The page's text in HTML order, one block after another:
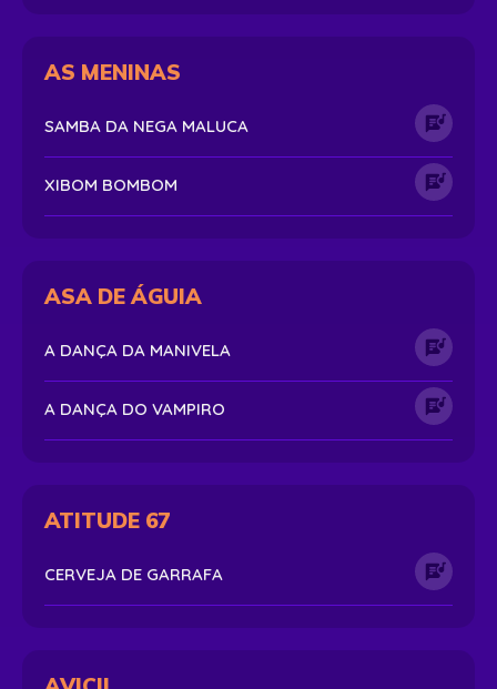
AS MENINAS
SAMBA DA NEGA MALUCA
XIBOM BOMBOM
ASA DE ÁGUIA
A DANÇA DA MANIVELA
A DANÇA DO VAMPIRO
ATITUDE 67
CERVEJA DE GARRAFA